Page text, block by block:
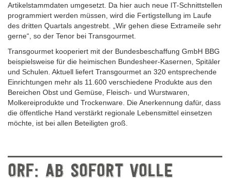
Artikelstammdaten umgesetzt. Da hier auch neue IT-Schnittstellen
programmiert werden müssen, wird die Fertigstellung im Laufe
des dritten Quartals angestrebt. „Wir gehen diese Extrameile sehr
gerne“, so der Tenor bei Transgourmet.
Transgourmet kooperiert mit der Bundesbeschaffung GmbH BBG
beispielsweise für die heimischen Bundesheer-Kasernen, Spitäler
und Schulen. Aktuell liefert Transgourmet an 320 entsprechende
Einrichtungen mehr als 11.600 verschiedene Produkte aus den
Bereichen Obst und Gemüse, Fleisch- und Wurstwaren,
Molkereiprodukte und Trockenware. Die Anerkennung dafür, dass
die öffentliche Hand verstärkt regionale Lebensmittel einsetzen
möchte, ist bei allen Beteiligten groß.
ORF: AB SOFORT VOLLE